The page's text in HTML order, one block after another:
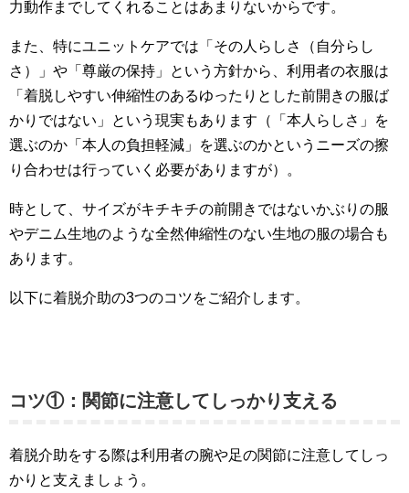
力動作までしてくれることはあまりないからです。
また、特にユニットケアでは「その人らしさ（自分らし
さ）」や「尊厳の保持」という方針から、利用者の衣服は
「着脱しやすい伸縮性のあるゆったりとした前開きの服ば
かりではない」という現実もあります（「本人らしさ」を
選ぶのか「本人の負担軽減」を選ぶのかというニーズの擦
り合わせは行っていく必要がありますが）。
時として、サイズがキチキチの前開きではないかぶりの服
やデニム生地のような全然伸縮性のない生地の服の場合も
あります。
以下に着脱介助の3つのコツをご紹介します。
コツ①：関節に注意してしっかり支える
着脱介助をする際は利用者の腕や足の関節に注意してしっ
かりと支えましょう。